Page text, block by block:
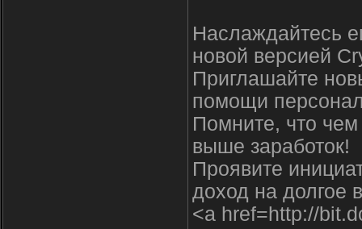
Наслаждайтесь
новой версией
Приглашайте
помощи
Помните, что
выше заработок!
Проявите
доход на долгое
<a href=http://